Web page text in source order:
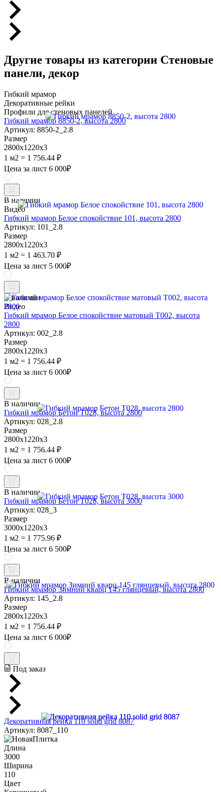
Другие товары из категории Стеновые
панели, декор
Гибкий мрамор
Декоративные рейки
Профили для стеновых панелей
Гибкий мрамор 8850-2, высота 2800
Артикул: 8850-2_2.8
Размер
2800х1220х3
1 м2 = 1 756.44 ₽
Цена за лист 6 000₽
В наличии
Видео
Гибкий мрамор Белое спокойствие 101, высота 2800
Артикул: 101_2.8
Размер
2800х1220х3
1 м2 = 1 463.70 ₽
Цена за лист 5 000₽
В наличии
Видео
Гибкий мрамор Белое спокойствие матовый Т002, высота
2800
Артикул: 002_2.8
Размер
2800х1220х3
1 м2 = 1 756.44 ₽
Цена за лист 6 000₽
В наличии
Гибкий мрамор Бетон Т028, высота 2800
Артикул: 028_2.8
Размер
2800х1220х3
1 м2 = 1 756.44 ₽
Цена за лист 6 000₽
В наличии
Гибкий мрамор Бетон Т028, высота 3000
Артикул: 028_3
Размер
3000х1220х3
1 м2 = 1 775.96 ₽
Цена за лист 6 500₽
В наличии
Гибкий мрамор Зимний кварц 145 глянцевый, высота 2800
Артикул: 145_2.8
Размер
2800х1220х3
1 м2 = 1 756.44 ₽
Цена за лист 6 000₽
Под заказ
Декоративная рейка 110 solid grid 8087
Артикул: 8087_110
Длина
3000
Ширина
110
Цвет